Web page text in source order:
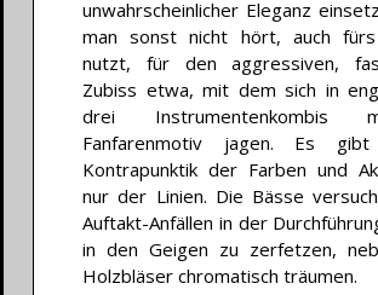
unwahrscheinlicher Eleganz
man sonst nicht hört, auch fürs
nutzt, für den aggressiven,
Zubiss etwa, mit dem sich in
drei Instrumentenkombis
Fanfarenmotiv jagen. Es
Kontrapunktik der Farben und
nur der Linien. Die Bässe
Auftakt-Anfällen in der
in den Geigen zu zerfetzen,
Holzbläser chromatisch träumen.